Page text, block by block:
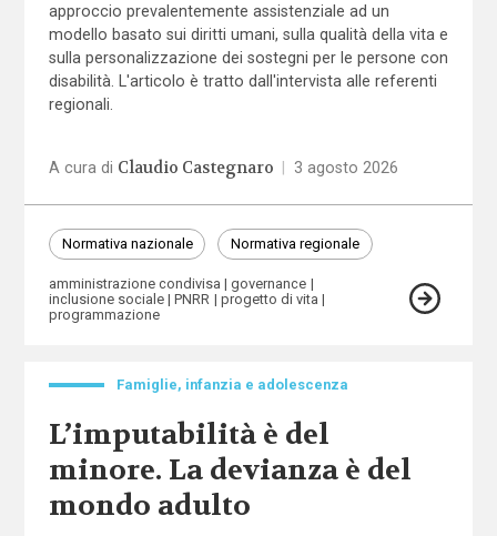
approccio prevalentemente assistenziale ad un
modello basato sui diritti umani, sulla qualità della vita e
sulla personalizzazione dei sostegni per le persone con
disabilità. L'articolo è tratto dall'intervista alle referenti
regionali.
A cura di Claudio Castegnaro 3 agosto 2026
Normativa nazionale Normativa regionale
amministrazione condivisa
governance
inclusione sociale
PNRR
progetto di vita
programmazione
Famiglie, infanzia e adolescenza
L’imputabilità è del
minore. La devianza è del
mondo adulto